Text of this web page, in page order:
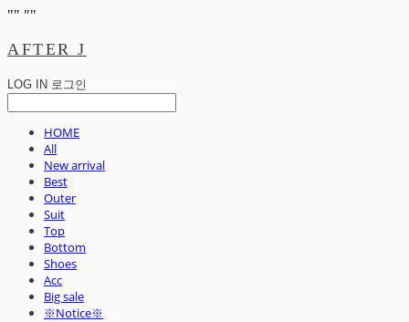
"" ""
AFTER J
LOG IN 로그인
HOME
All
New arrival
Best
Outer
Suit
Top
Bottom
Shoes
Acc
Big sale
※Notice※